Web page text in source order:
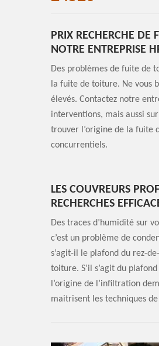
PRIX RECHERCHE DE
NOTRE ENTREPRISE
Des problèmes de fuite de
la fuite de toiture. Ne vous
élevés. Contactez notre
interventions, mais aussi
trouver l’origine de la fuite
concurrentiels.
LES COUVREURS
RECHERCHES
Des traces d’humidité sur
c’est un problème de
s’agit-il le plafond du rez-
toiture. S’il s’agit du
l’origine de l’infiltration
maitrisent les techniques